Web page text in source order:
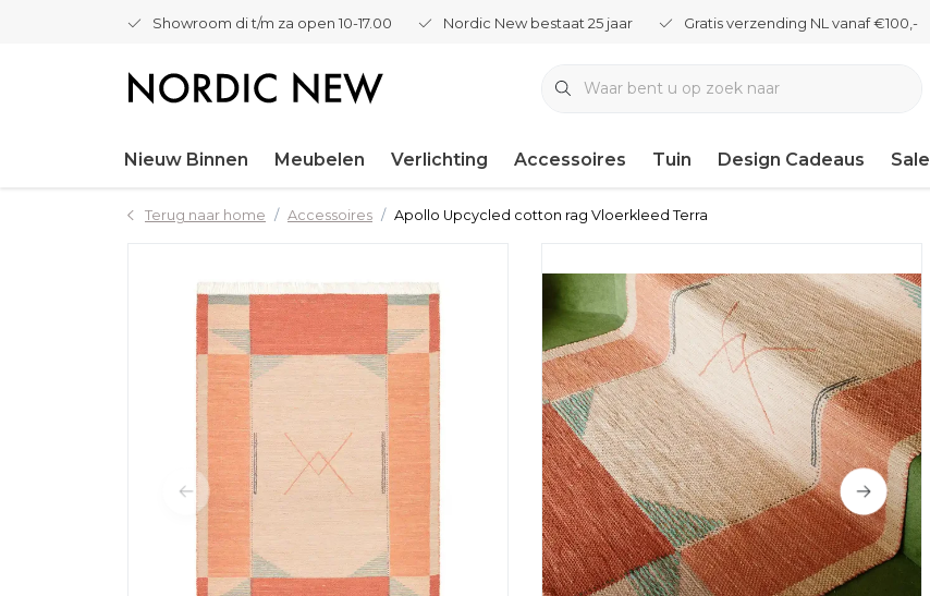
Showroom di t/m za open 10-17.00 Nordic New bestaat 25 jaar Gratis verzending NL vanaf €100,-
Nieuw Binnen Meubelen Verlichting Accessoires Tuin Design Cadeaus Sale
Terug naar home Accessoires Apollo Upcycled cotton rag Vloerkleed Terra